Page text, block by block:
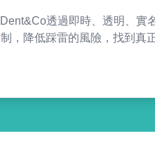
Dent&Co透過即時、透明、實
制，降低踩雷的風險，找到真